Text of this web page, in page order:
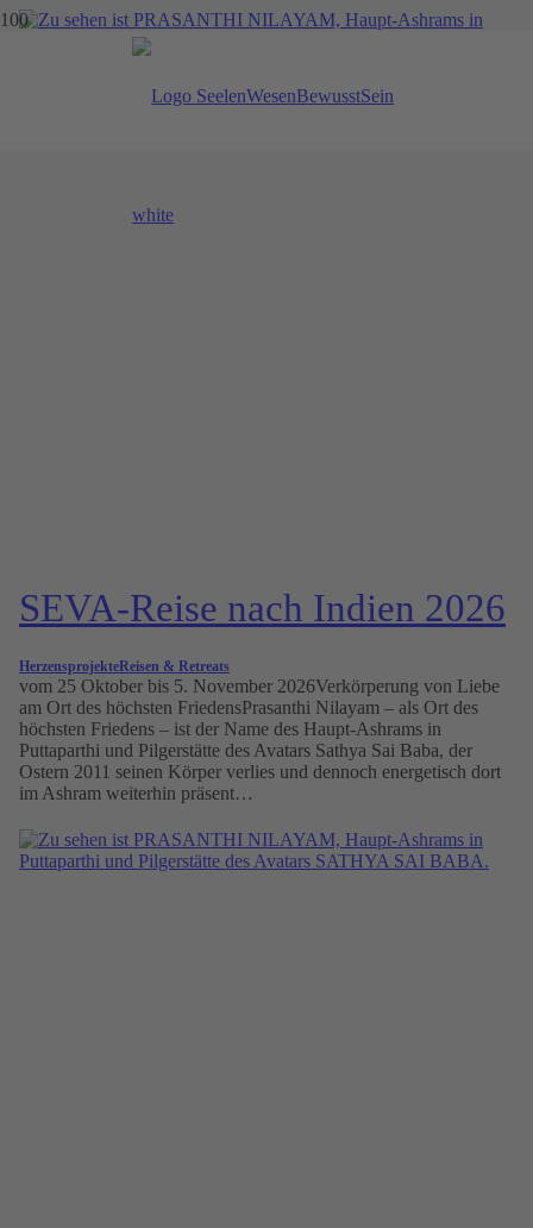
SEVA-Reise nach Indien 2026
HerzensprojekteReisen & Retreats
vom 25 Oktober bis 5. November 2026Verkörperung von Liebe
am Ort des höchsten FriedensPrasanthi Nilayam – als Ort des
höchsten Friedens – ist der Name des Haupt-Ashrams in
Puttaparthi und Pilgerstätte des Avatars Sathya Sai Baba, der
Ostern 2011 seinen Körper verlies und dennoch energetisch dort
im Ashram weiterhin präsent…